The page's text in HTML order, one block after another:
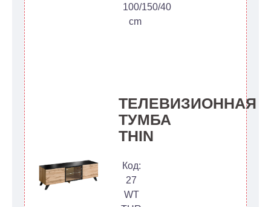
100/150/40
cm
ТЕЛЕВИЗИОННАЯ
ТУМБА
THIN
Код:
27
WT